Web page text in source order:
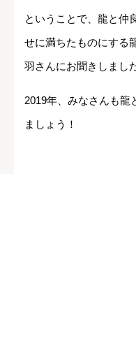
ということで、龍と仲
せに満ちたものにする
羽さんにお聞きしました
2019年、みなさんも龍
ましょう！